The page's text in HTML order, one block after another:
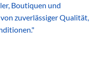
Boutiquen und
zuverlässiger Qualität,